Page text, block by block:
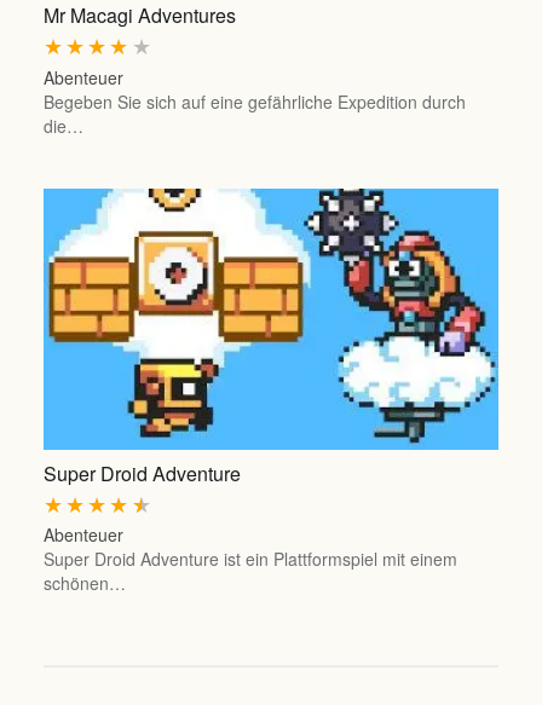
Mr Macagi Adventures
★
★
★
★
★
Abenteuer
Begeben Sie sich auf eine gefährliche Expedition durch
die…
Super Droid Adventure
★
★
★
★
★
Abenteuer
Super Droid Adventure ist ein Plattformspiel mit einem
schönen…